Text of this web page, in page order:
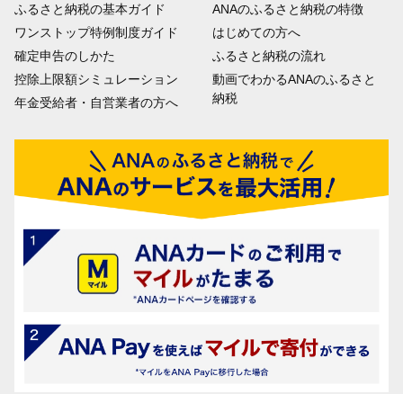
ふるさと納税の基本ガイド
ワンストップ特例制度ガイド
確定申告のしかた
控除上限額シミュレーション
年金受給者・自営業者の方へ
ANAのふるさと納税の特徴
はじめての方へ
ふるさと納税の流れ
動画でわかるANAのふるさと
納税